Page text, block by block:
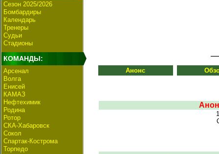
Сезон 2025/2026
Бомбардиры
Календарь
Тренеры
Судьи
Стадионы
КОМАНДЫ:
Арсенал
Волга
Енисей
КАМАЗ
Нефтехимик
Родина
Ротор
СКА-Хабаровск
Сокол
Спартак-Кострома
Торпедо
Анонс